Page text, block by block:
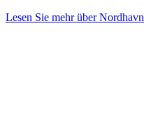
Lesen Sie mehr über Nordhavn